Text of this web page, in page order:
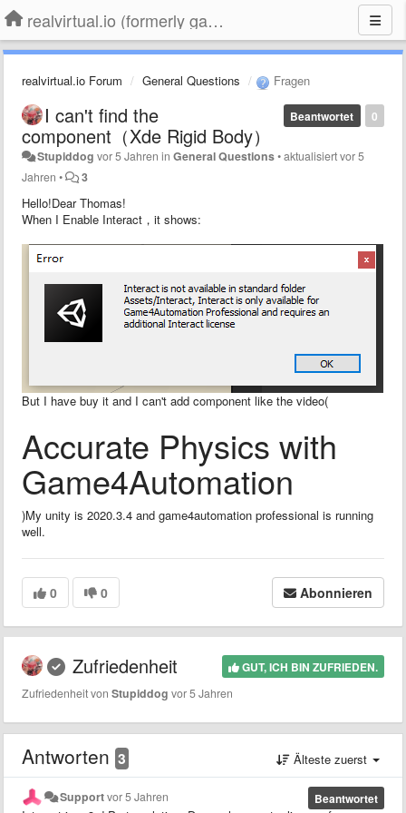
realvirtual.io (formerly game4automation)
realvirtual.io Forum General Questions Fragen
0
Beantwortet
I can't find the
component（Xde Rigid Body）
Stupiddog vor 5 Jahren inGeneral Questions•aktualisiertvor 5
Jahren • 3
Hello!Dear Thomas!
When I Enable Interact，it shows:
But I have buy it and I can't add component like the video(
Accurate Physics with
Game4Automation
)My unity is 2020.3.4 and game4automation professional is running
well.
0 0 Abonnieren
GUT, ICH BIN ZUFRIEDEN.
Zufriedenheit
Zufriedenheit von Stupiddog vor 5 Jahren
Antworten 3 Älteste zuerst
Beantwortet
Supportvor 5 Jahren